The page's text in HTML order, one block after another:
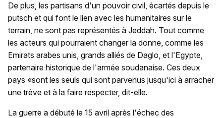
De plus, les partisans d'un pouvoir civil, écartés depuis le
putsch et qui font le lien avec les humanitaires sur le
terrain, ne sont pas représentés à Jeddah. Tout comme
les acteurs qui pourraient changer la donne, comme les
Emirats arabes unis, grands alliés de Daglo, et l'Egypte,
partenaire historique de l'armée soudanaise. Ces deux
pays «sont les seuls qui sont parvenus jusqu'ici à arracher
une trêve et à la faire respecter, dit-elle.
La guerre a débuté le 15 avril après l'échec des